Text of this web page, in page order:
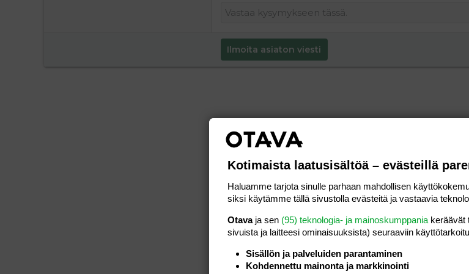
Ilmoita asiaton viesti
Kotimaista laatusisältöä – evästeillä
Haluamme tarjota sinulle parhaan mahdollisen
siksi käytämme tällä sivustolla evästeitä ja vastaavia
Otavaja sen (95) teknologia- ja mainoskumppania keräävät
sivuista ja laitteesi ominaisuuk­sista) seuraaviin
Sisällön ja palveluiden parantaminen
Kohdennettu mainonta ja markkinointi